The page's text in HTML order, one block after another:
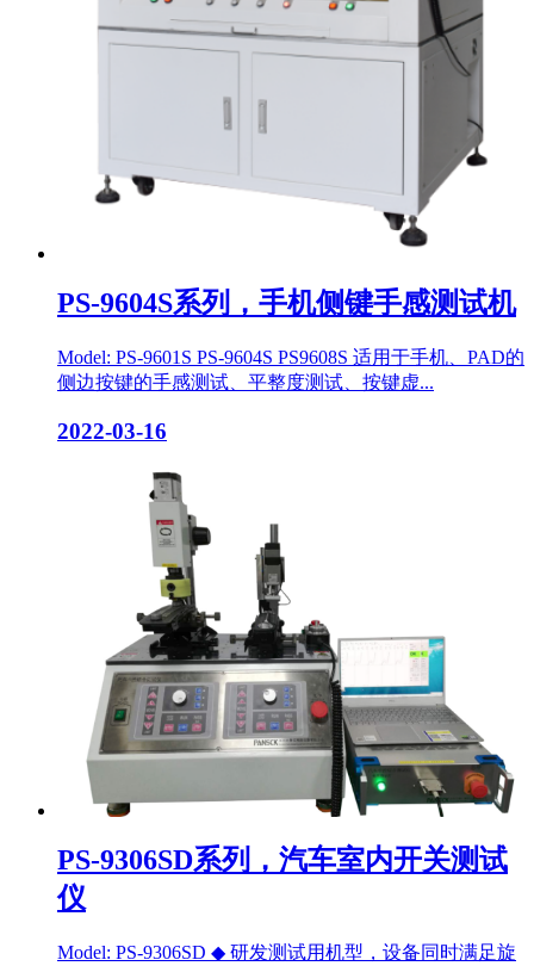
PS-9604S系列，手机侧键手感测试机
Model: PS-9601S PS-9604S PS9608S 适用于手机、PAD的
侧边按键的手感测试、平整度测试、按键虚...
2022-03-16
PS-9306SD系列，汽车室内开关测试
仪
Model: PS-9306SD ◆ 研发测试用机型，设备同时满足旋